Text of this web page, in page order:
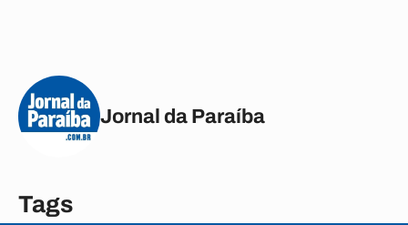
Jornal da Paraíba
Tags